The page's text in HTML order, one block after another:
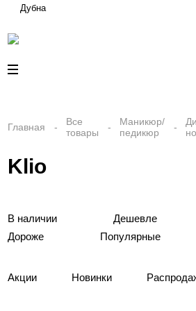
Дубна
Главная
Все
товары
Маникюр/
педикюр
Klio
В наличии
Дешевле
Дороже
Популярные
Акции Новинки